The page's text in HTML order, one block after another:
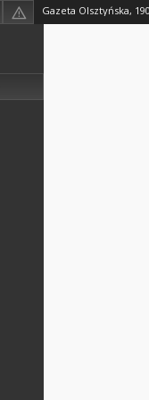
Gazeta Olsztyńska,